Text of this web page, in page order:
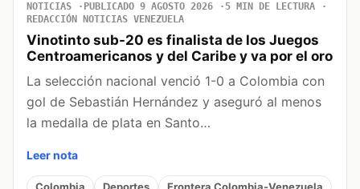
NOTICIAS PUBLICADO 9 AGOSTO 2026
5 MIN DE LECTURA
REDACCIÓN NOTICIAS VENEZUELA
Vinotinto sub-20 es finalista de los Juegos
Centroamericanos y del Caribe y va por el oro
La selección nacional venció 1-0 a Colombia con
gol de Sebastián Hernández y aseguró al menos
la medalla de plata en Santo…
Leer nota
Colombia Deportes
Frontera Colombia-Venezuela